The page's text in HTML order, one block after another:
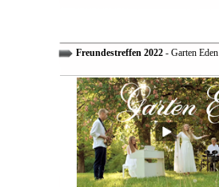
Freundestreffen 2022- Garten Eden